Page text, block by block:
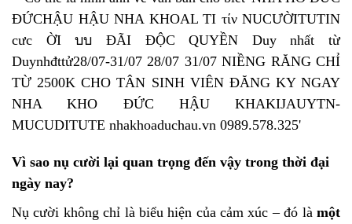
Vì sao nụ cười lại quan trọng đến vậy trong thời đại
ngày nay?
Nụ cười không chỉ là biểu hiện của cảm xúc – đó là một